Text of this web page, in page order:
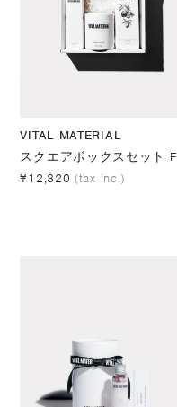
VITAL MATERIAL
スクエアボックスセット F
¥12,320 (tax inc.)